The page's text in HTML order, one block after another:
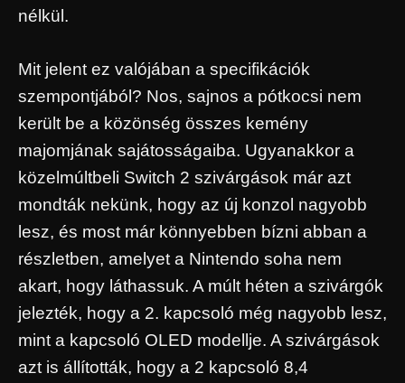
nélkül.
Mit jelent ez valójában a specifikációk
szempontjából? Nos, sajnos a pótkocsi nem
került be a közönség összes kemény
majomjának sajátosságaiba. Ugyanakkor a
közelmúltbeli Switch 2 szivárgások már azt
mondták nekünk, hogy az új konzol nagyobb
lesz, és most már könnyebben bízni abban a
részletben, amelyet a Nintendo soha nem
akart, hogy láthassuk. A múlt héten a szivárgók
jelezték, hogy a 2. kapcsoló még nagyobb lesz,
mint a kapcsoló OLED modellje. A szivárgások
azt is állították, hogy a 2 kapcsoló 8,4